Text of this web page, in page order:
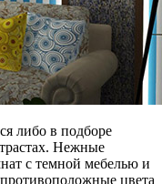
либо в подборе
Нежные
с темной мебелью и
цвета